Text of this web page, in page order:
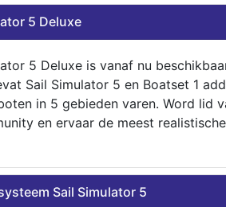
5 Deluxe
5 Deluxe is vanaf nu
Sail Simulator 5 en Boatset 1
in 5 gebieden varen. Word lid
en ervaar de meest
Sail Simulator 5